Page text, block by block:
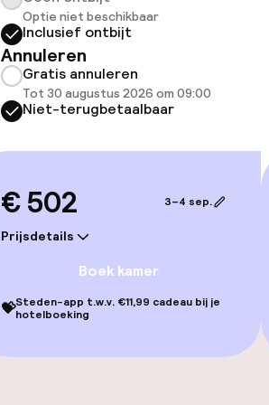
Zonneterras
TV lounge
Optie niet beschikbaar
Inclusief ontbijt
Annuleren
Gratis annuleren
Tot 30 augustus 2026 om 09:00
Niet-terugbetaalbaar
€ 502
Prijsdetails
3–4 sep.
Boek kamer
💝Steden-app t.w.v. €11,99 cadeau bij je
hotelboeking